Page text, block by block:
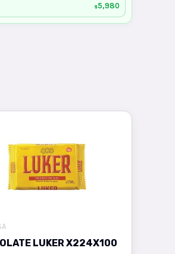
$5,980
LUKER X224X100